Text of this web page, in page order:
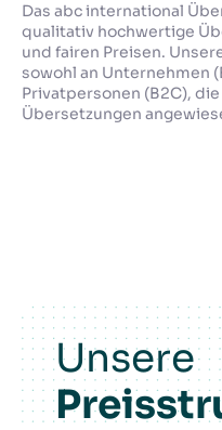
Das abc international
qualitativ hochwertige
und fairen Preisen.
sowohl an Unternehmen
Privatpersonen (B2C),
Übersetzungen
Unsere